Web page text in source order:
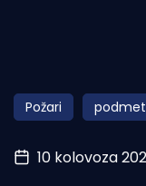
Obala
Otoci
Turizam i nautika
Požari
10 kolovoza